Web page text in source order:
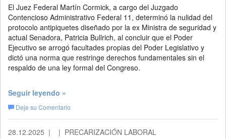
El Juez Federal Martín Cormick, a cargo del Juzgado
Contencioso Administrativo Federal 11, determinó la nulidad del
protocolo antipiquetes diseñado por la ex Ministra de seguridad y
actual Senadora, Patricia Bullrich, al concluir que el Poder
Ejecutivo se arrogó facultades propias del Poder Legislativo y
dictó una norma que restringe derechos fundamentales sin el
respaldo de una ley formal del Congreso.
Seguir leyendo »
Deje su Comentario
28.12.2025 | | PRECARIZACIÓN LABORAL